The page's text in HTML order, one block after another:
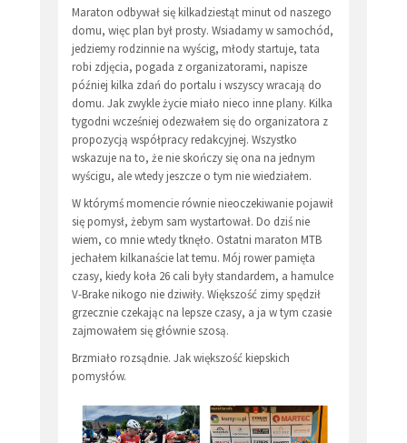
Maraton odbywał się kilkadziestąt minut od naszego
domu, więc plan był prosty. Wsiadamy w samochód,
jedziemy rodzinnie na wyścig, młody startuje, tata
robi zdjęcia, pogada z organizatorami, napisze
później kilka zdań do portalu i wszyscy wracają do
domu. Jak zwykle życie miało nieco inne plany. Kilka
tygodni wcześniej odezwałem się do organizatora z
propozycją współpracy redakcyjnej. Wszystko
wskazuje na to, że nie skończy się ona na jednym
wyścigu, ale wtedy jeszcze o tym nie wiedziałem.
W którymś momencie równie nieoczekiwanie pojawił
się pomysł, żebym sam wystartował. Do dziś nie
wiem, co mnie wtedy tknęło. Ostatni maraton MTB
jechałem kilkanaście lat temu. Mój rower pamięta
czasy, kiedy koła 26 cali były standardem, a hamulce
V-Brake nikogo nie dziwiły. Większość zimy spędził
grzecznie czekając na lepsze czasy, a ja w tym czasie
zajmowałem się głównie szosą.
Brzmiało rozsądnie. Jak większość kiepskich
pomysłów.